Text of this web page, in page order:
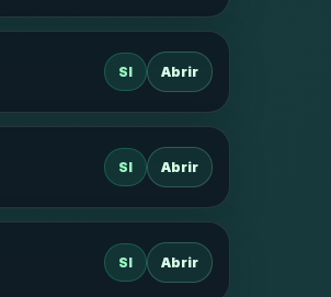
SI Abrir
SI Abrir
SI Abrir